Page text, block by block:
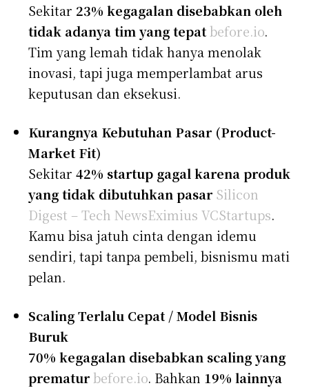
Sekitar 23% kegagalan disebabkan oleh
tidak adanya tim yang tepat before.io.
Tim yang lemah tidak hanya menolak
inovasi, tapi juga memperlambat arus
keputusan dan eksekusi.
Kurangnya Kebutuhan Pasar (Product-
Market Fit)
Sekitar 42% startup gagal karena produk
yang tidak dibutuhkan pasar Silicon
Digest – Tech NewsEximius VCStartups.
Kamu bisa jatuh cinta dengan idemu
sendiri, tapi tanpa pembeli, bisnismu mati
pelan.
Scaling Terlalu Cepat / Model Bisnis
Buruk
70% kegagalan disebabkan scaling yang
prematur before.io. Bahkan 19% lainnya